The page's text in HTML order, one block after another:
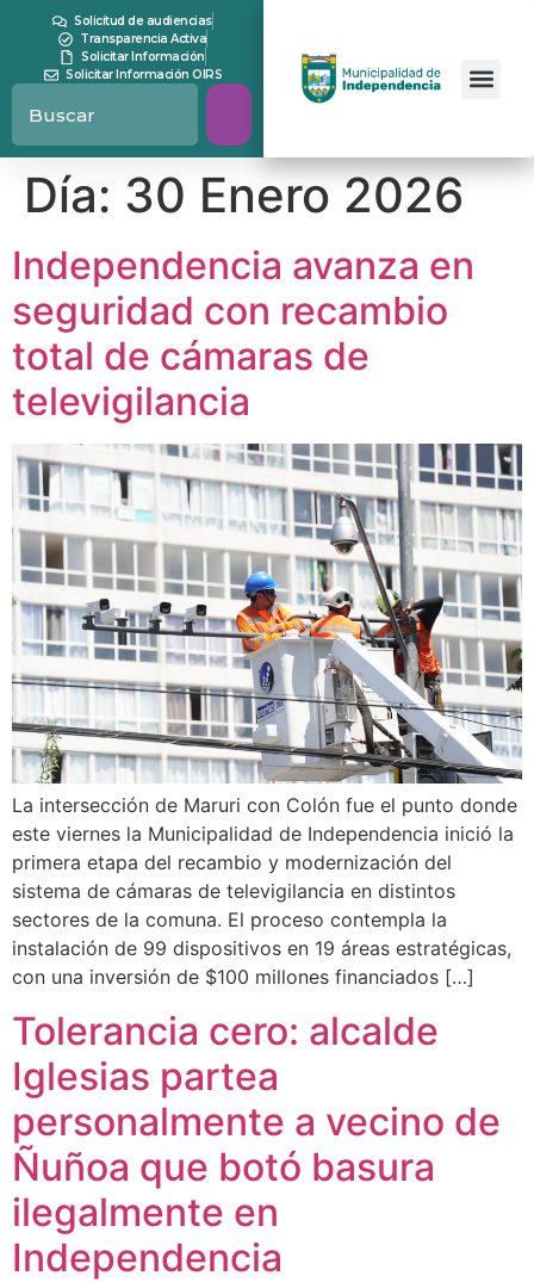
contenidoSolicitud de audiencias
Transparencia Activa
Solicitar Información
Solicitar Información OIRS
Día: 30 Enero 2026
Independencia avanza en
seguridad con recambio
total de cámaras de
televigilancia
La intersección de Maruri con Colón fue el punto donde
este viernes la Municipalidad de Independencia inició la
primera etapa del recambio y modernización del
sistema de cámaras de televigilancia en distintos
sectores de la comuna. El proceso contempla la
instalación de 99 dispositivos en 19 áreas estratégicas,
con una inversión de $100 millones financiados […]
Tolerancia cero: alcalde
Iglesias partea
personalmente a vecino de
Ñuñoa que botó basura
ilegalmente en
Independencia